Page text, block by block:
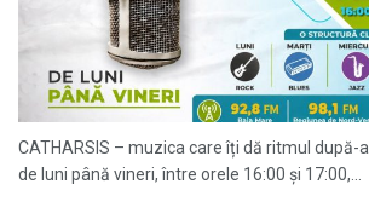
CATHARSIS – muzica care îți dă ritmul după-
de luni până vineri, între orele 16:00 și 17:00,...